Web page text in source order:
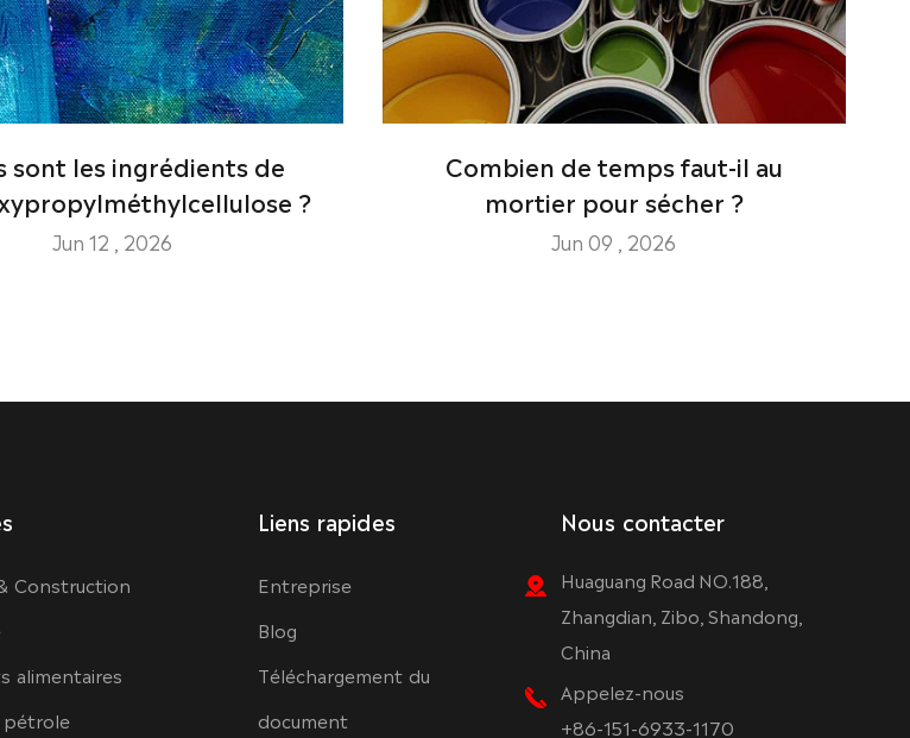
sont les ingrédients de
?
Jun 12 , 2026
Combien de temps faut-il au
mortier pour sécher ?
Jun 09 , 2026
Construction
alimentaires
pétrole
Liens rapides
Entreprise
Blog
Téléchargement du
document
Nous contacter
Huaguang Road NO.188,
Zhangdian, Zibo, Shandong,
China
Appelez-nous
+86-151-6933-1170